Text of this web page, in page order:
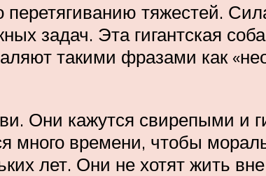
перетягиванию тяжестей.
задач. Эта гигантская
такими фразами как
Они кажутся свирепыми и
много времени, чтобы
лет. Они не хотят жить